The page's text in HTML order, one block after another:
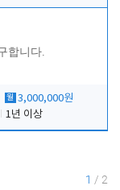
합니다.
월 3,000,000원
1년 이상
1 / 2